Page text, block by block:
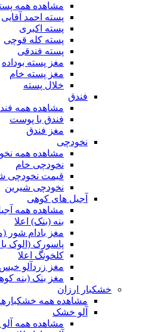
مشاهده همه
پسته احمد آقایی
پسته اکبری
پسته کله قوچی
پسته فندقی
مغز پسته بوداده
مغز پسته خام
خلال پسته
فندق
مشاهده همه
فندق با پوست
مغز فندق
نخودچی
مشاهده همه
نخودچی خام
قیمت نخودچی
نخودچی شیرین
آجیل های کوهی
مشاهده همه
بنه (بنک) اعلا
مغز بادام شور
پاسورک (الوک
کلخونگ اعلا
مغز زردآلو خیس
مغز بنک (بنه
خشکبار ارزان
مشاهده همه
آلو خشک
مشاهده همه